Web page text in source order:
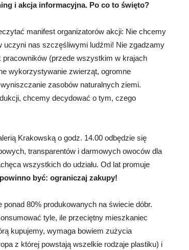
Abrys
i akcja informacyjna. Po co to święto?
manifest organizatorów akcji: Nie chcemy
uczyni nas szczęśliwymi ludźmi! Nie zgadzamy
(przede wszystkim w krajach
wykorzystywanie zwierząt, ogromne
zasobów naturalnych ziemi.
chcemy decydować o tym, czego
Krakowską o godz. 14.00 odbędzie się
transparentów i darmowych owoców dla
wszystkich do udziału. Od lat promuje
być: ograniczaj zakupy!
80% produkowanych na świecie dóbr.
tyle, ile przeciętny mieszkaniec
kupujemy, wymaga bowiem zużycia
z której powstają wszelkie rodzaje plastiku) i